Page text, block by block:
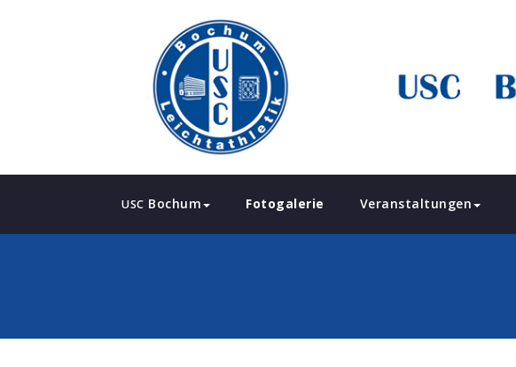
USC Bochum Fotogalerie Veranstaltungen